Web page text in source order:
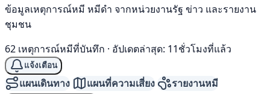
ข้อมูลเหตุการณ์หมี หมีดำ จากหน่วยงานรัฐ ข่าว และรายงาน
ชุมชน
62 เหตุการณ์หมีที่บันทึก · อัปเดตล่าสุด: 11ชั่วโมงที่แล้ว
แจ้งเตือน
แผนเดินทาง แผนที่ความเสี่ยง รายงานหมี